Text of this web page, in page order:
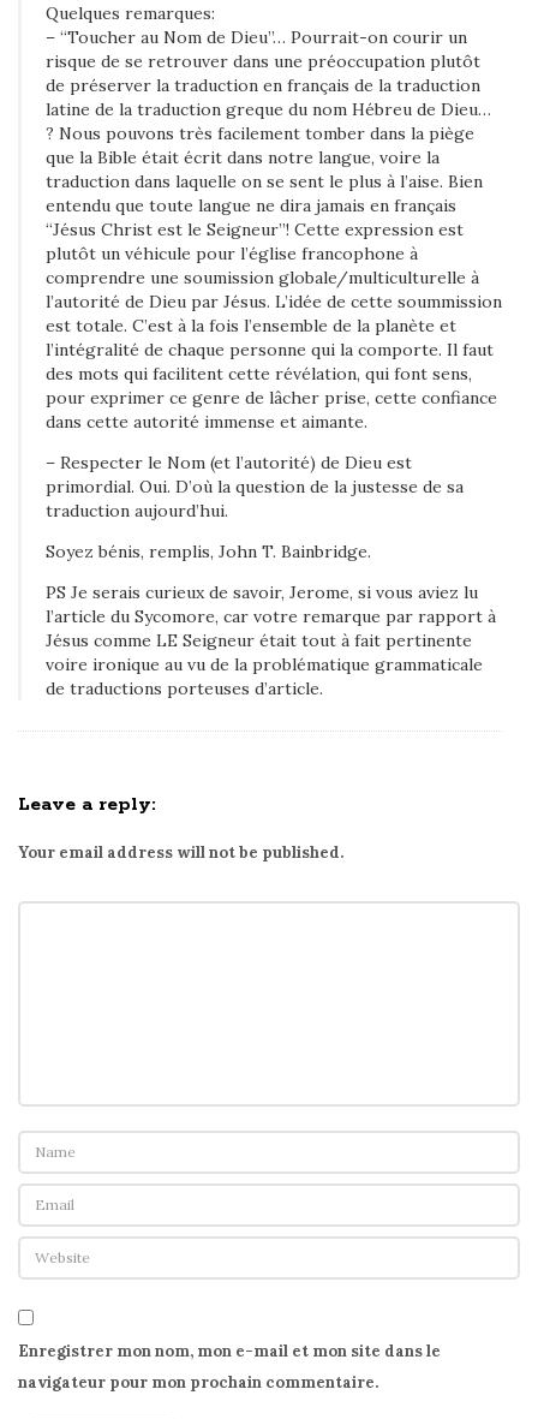
Quelques remarques:
– “Toucher au Nom de Dieu”… Pourrait-on courir un
risque de se retrouver dans une préoccupation plutôt
de préserver la traduction en français de la traduction
latine de la traduction greque du nom Hébreu de Dieu…
? Nous pouvons très facilement tomber dans la piège
que la Bible était écrit dans notre langue, voire la
traduction dans laquelle on se sent le plus à l’aise. Bien
entendu que toute langue ne dira jamais en français
“Jésus Christ est le Seigneur”! Cette expression est
plutôt un véhicule pour l’église francophone à
comprendre une soumission globale/multiculturelle à
l’autorité de Dieu par Jésus. L’idée de cette soummission
est totale. C’est à la fois l’ensemble de la planète et
l’intégralité de chaque personne qui la comporte. Il faut
des mots qui facilitent cette révélation, qui font sens,
pour exprimer ce genre de lâcher prise, cette confiance
dans cette autorité immense et aimante.
– Respecter le Nom (et l’autorité) de Dieu est
primordial. Oui. D’où la question de la justesse de sa
traduction aujourd’hui.
Soyez bénis, remplis, John T. Bainbridge.
PS Je serais curieux de savoir, Jerome, si vous aviez lu
l’article du Sycomore, car votre remarque par rapport à
Jésus comme LE Seigneur était tout à fait pertinente
voire ironique au vu de la problématique grammaticale
de traductions porteuses d’article.
Leave a reply:
Your email address will not be published.
Enregistrer mon nom, mon e-mail et mon site dans le
navigateur pour mon prochain commentaire.